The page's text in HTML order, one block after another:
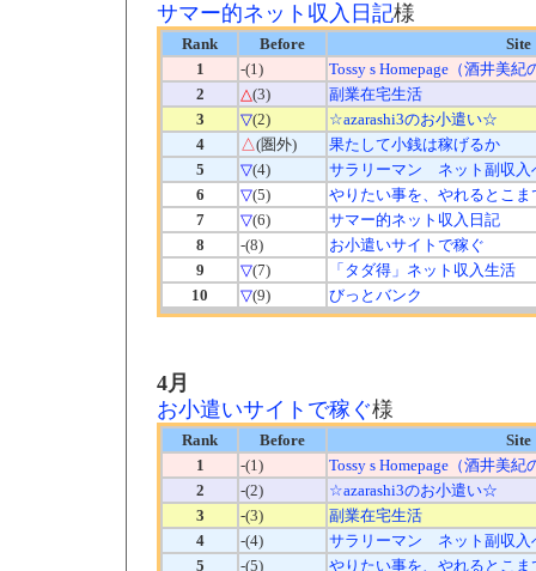
サマー的ネット収入日記様
Rank Before
Site
1
-(1)
Tossy s Homepage（酒井美紀
2
△(3)
副業在宅生活
3
▽(2)
☆azarashi3のお小遣い☆
4
△(圏外)
果たして小銭は稼げるか
5
▽(4)
サラリーマン ネット副収入
6
▽(5)
やりたい事を、やれるとこま
7
▽(6)
サマー的ネット収入日記
8
-(8)
お小遣いサイトで稼ぐ
9
▽(7)
「タダ得」ネット収入生活
10
▽(9) びっとバンク
4月
お小遣いサイトで稼ぐ様
Rank Before
Site
1
-(1)
Tossy s Homepage（酒井美紀
2
-(2)
☆azarashi3のお小遣い☆
3
-(3)
副業在宅生活
4
-(4)
サラリーマン ネット副収入
5
-(5) やりたい事を、やれるとこま